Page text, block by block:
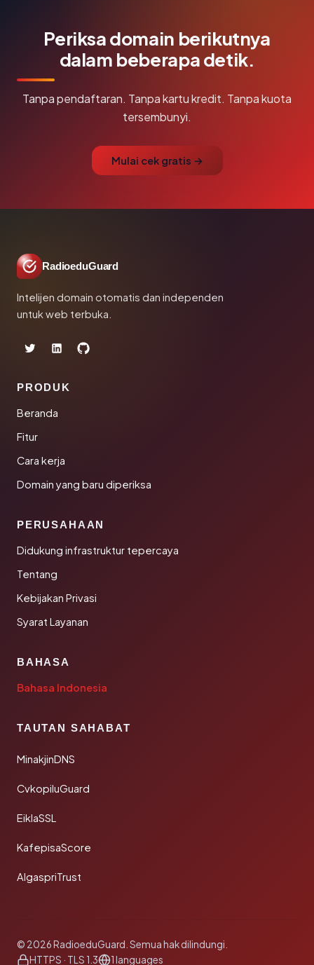
Periksa domain berikutnya
dalam beberapa detik.
Tanpa pendaftaran. Tanpa kartu kredit. Tanpa kuota
tersembunyi.
Mulai cek gratis →
RadioeduGuard
Intelijen domain otomatis dan independen
untuk web terbuka.
PRODUK
Beranda
Fitur
Cara kerja
Domain yang baru diperiksa
PERUSAHAAN
Didukung infrastruktur tepercaya
Tentang
Kebijakan Privasi
Syarat Layanan
BAHASA
Bahasa Indonesia
TAUTAN SAHABAT
MinakjinDNS
CvkopiluGuard
EiklaSSL
KafepisaScore
AlgaspriTrust
© 2026 RadioeduGuard. Semua hak dilindungi.
HTTPS · TLS 1.3
1 languages